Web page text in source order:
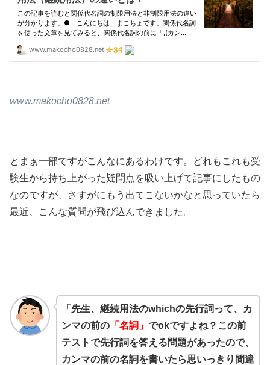
www.makocho0828.net
とまぁ一部ですがこんなにあるわけです。どれもこれも受
験生から持ち上がった疑問点を吸い上げて記事にしたもの
なのですが、さすがにもう出てこないかなと思っていたら
最近、こんな質問が飛び込んできました。
「先生、継続用法のwhichの先行詞って、カ
ンマの前の「名詞」 でokですよね？この前
テストで先行詞を答える問題があったので、
カンマの前の名詞を書いたら思いっきり間違